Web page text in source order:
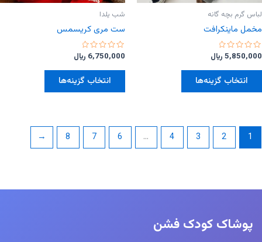
لباس گرم بچه گانه
مخمل ماینکرافت
امتیاز
از
5,850,000 ﷼
انتخاب گزینه‌ها
این
مختلفی
می
در
شب یلدا
ست مری کریسمس
امتیاز
از
6,750,000 ﷼
انتخاب گزینه‌ها
این
مختلفی
می
1
2
3
4
…
6
7
8
←
پوشاک کودک فشن